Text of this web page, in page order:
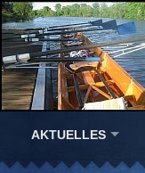
AKTUELLES